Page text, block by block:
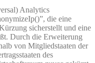
Analytics
die eine
sicherstellt und eine
Durch die Erweiterung
von Mitgliedstaaten der
des